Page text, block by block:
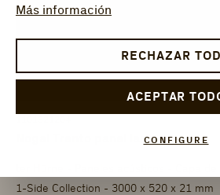
Nogal Trento panel largo
1-Side Collection - 3000 x 520 x 21 mm
Más información
RECHAZAR
ACEPTAR
CONFIGURE